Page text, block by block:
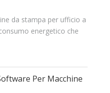
da stampa per ufficio a
energetico che
Per Macchine